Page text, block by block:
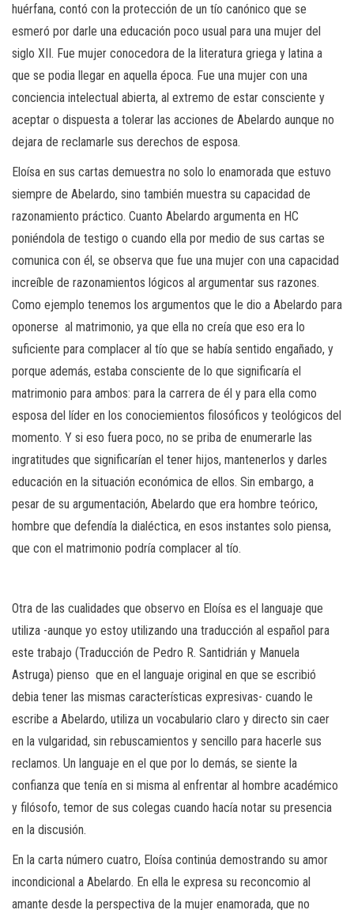
huérfana, contó con la protección de un tío canónico que se
esmeró por darle una educación poco usual para una mujer del
siglo XII. Fue mujer conocedora de la literatura griega y latina a
que se podia llegar en aquella época. Fue una mujer con una
conciencia intelectual abierta, al extremo de estar consciente y
aceptar o dispuesta a tolerar las acciones de Abelardo aunque no
dejara de reclamarle sus derechos de esposa.
Eloísa en sus cartas demuestra no solo lo enamorada que estuvo
siempre de Abelardo, sino también muestra su capacidad de
razonamiento práctico. Cuanto Abelardo argumenta en HC
poniéndola de testigo o cuando ella por medio de sus cartas se
comunica con él, se observa que fue una mujer con una capacidad
increíble de razonamientos lógicos al argumentar sus razones.
Como ejemplo tenemos los argumentos que le dio a Abelardo para
oponerse al matrimonio, ya que ella no creía que eso era lo
suficiente para complacer al tío que se había sentido engañado, y
porque además, estaba consciente de lo que significaría el
matrimonio para ambos: para la carrera de él y para ella como
esposa del líder en los conociemientos filosóficos y teológicos del
momento. Y si eso fuera poco, no se priba de enumerarle las
ingratitudes que significarían el tener hijos, mantenerlos y darles
educación en la situación económica de ellos. Sin embargo, a
pesar de su argumentación, Abelardo que era hombre teórico,
hombre que defendía la dialéctica, en esos instantes solo piensa,
que con el matrimonio podría complacer al tío.
Otra de las cualidades que observo en Eloísa es el languaje que
utiliza -aunque yo estoy utilizando una traducción al español para
este trabajo (Traducción de Pedro R. Santidrián y Manuela
Astruga) pienso que en el languaje original en que se escribió
debia tener las mismas características expresivas- cuando le
escribe a Abelardo, utiliza un vocabulario claro y directo sin caer
en la vulgaridad, sin rebuscamientos y sencillo para hacerle sus
reclamos. Un languaje en el que por lo demás, se siente la
confianza que tenía en si misma al enfrentar al hombre académico
y filósofo, temor de sus colegas cuando hacía notar su presencia
en la discusión.
En la carta número cuatro, Eloísa continúa demostrando su amor
incondicional a Abelardo. En ella le expresa su reconcomio al
amante desde la perspectiva de la mujer enamorada, que no